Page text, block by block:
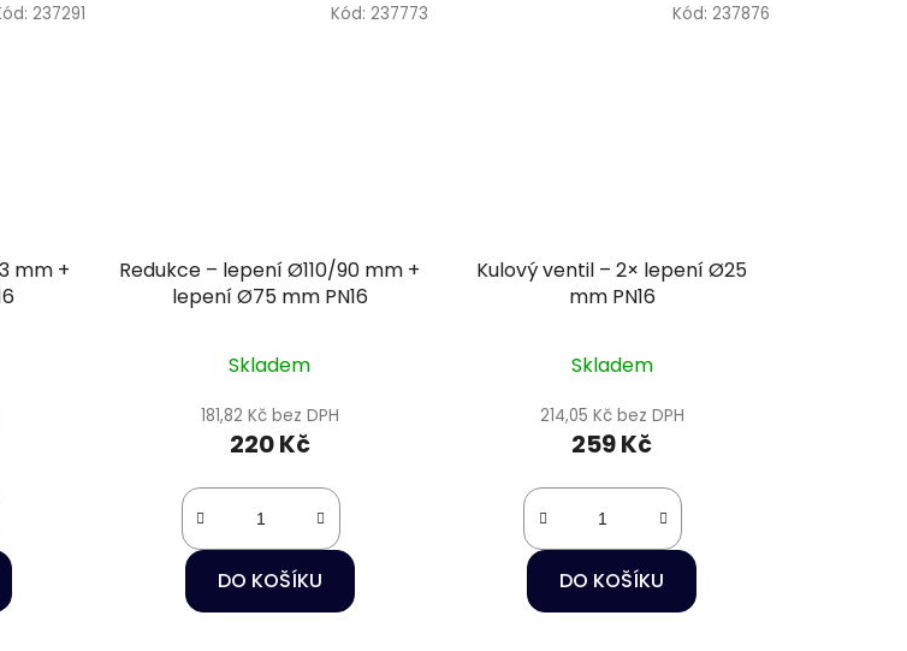
mm +
237291
Redukce – lepení Ø110/90 mm +
lepení Ø75 mm PN16
Skladem
181,82 Kč bez DPH
220 Kč
DO KOŠÍKU
Kód: 237773
Kulový ventil – 2× lepení Ø25
mm PN16
Skladem
214,05 Kč bez DPH
259 Kč
DO KOŠÍKU
Kód: 237876